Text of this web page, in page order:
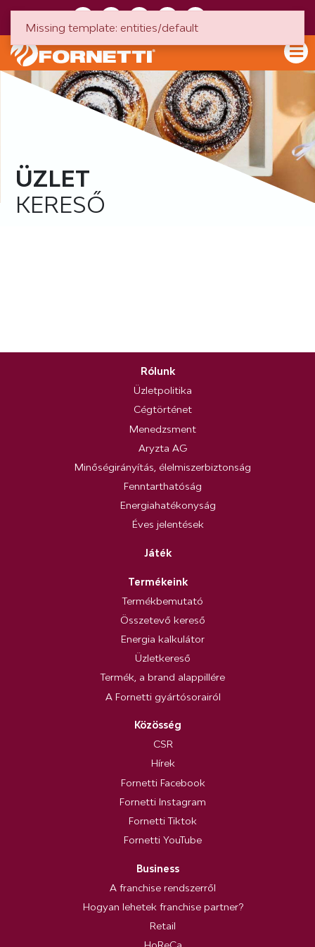
ÜZLET
KERESŐ
Rólunk
Üzletpolitika
Cégtörténet
Menedzsment
Aryzta AG
Minőségirányítás, élelmiszerbiztonság
Fenntarthatóság
Energiahatékonyság
Éves jelentések
Játék
Termékeink
Termékbemutató
Összetevő kereső
Energia kalkulátor
Üzletkereső
Termék, a brand alappillére
A Fornetti gyártósorairól
Közösség
CSR
Hírek
Fornetti Facebook
Fornetti Instagram
Fornetti Tiktok
Fornetti YouTube
Business
A franchise rendszerről
Hogyan lehetek franchise partner?
Retail
Missing template: entities/default